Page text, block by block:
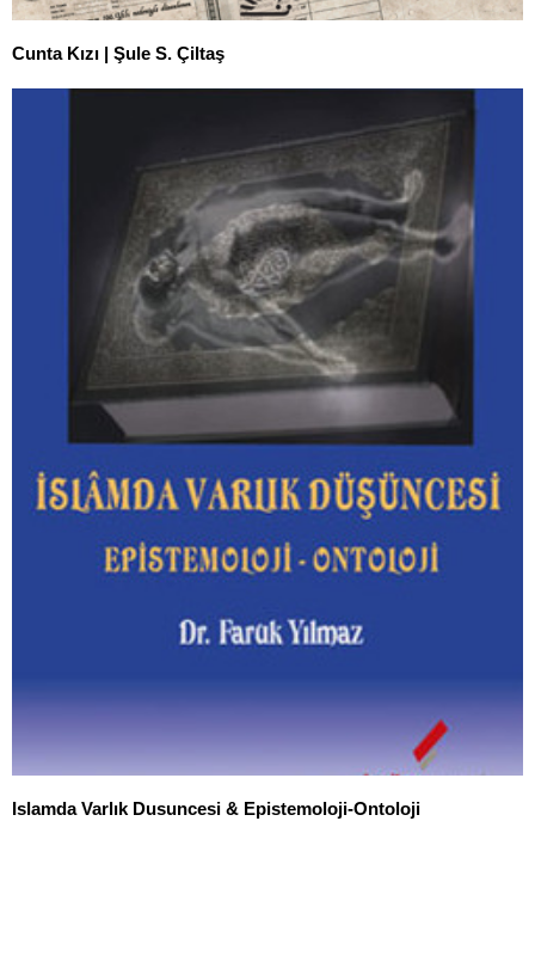
Cunta Kızı | Şule S. Çiltaş
Islamda Varlık Dusuncesi & Epistemoloji-Ontoloji